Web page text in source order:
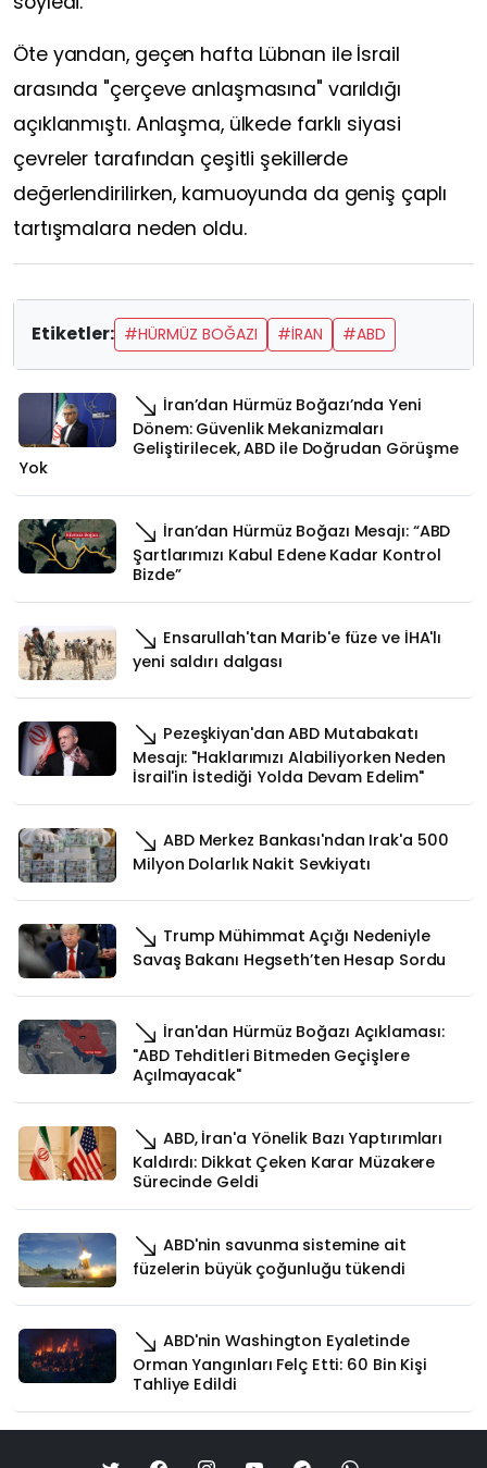
Öte yandan, geçen hafta Lübnan ile İsrail
arasında "çerçeve anlaşmasına" varıldığı
açıklanmıştı. Anlaşma, ülkede farklı siyasi
çevreler tarafından çeşitli şekillerde
değerlendirilirken, kamuoyunda da geniş çaplı
tartışmalara neden oldu.
Etiketler: #HÜRMÜZ BOĞAZI #İRAN #ABD
İran’dan Hürmüz Boğazı’nda Yeni
Dönem: Güvenlik Mekanizmaları
Geliştirilecek, ABD ile Doğrudan Görüşme
Yok
İran’dan Hürmüz Boğazı Mesajı: “ABD
Şartlarımızı Kabul Edene Kadar Kontrol
Bizde”
Ensarullah'tan Marib'e füze ve İHA'lı
yeni saldırı dalgası
Pezeşkiyan'dan ABD Mutabakatı
Mesajı: "Haklarımızı Alabiliyorken Neden
İsrail'in İstediği Yolda Devam Edelim"
ABD Merkez Bankası'ndan Irak'a 500
Milyon Dolarlık Nakit Sevkiyatı
Trump Mühimmat Açığı Nedeniyle
Savaş Bakanı Hegseth’ten Hesap Sordu
İran'dan Hürmüz Boğazı Açıklaması:
"ABD Tehditleri Bitmeden Geçişlere
Açılmayacak"
ABD, İran'a Yönelik Bazı Yaptırımları
Kaldırdı: Dikkat Çeken Karar Müzakere
Sürecinde Geldi
ABD'nin savunma sistemine ait
füzelerin büyük çoğunluğu tükendi
ABD'nin Washington Eyaletinde
Orman Yangınları Felç Etti: 60 Bin Kişi
Tahliye Edildi